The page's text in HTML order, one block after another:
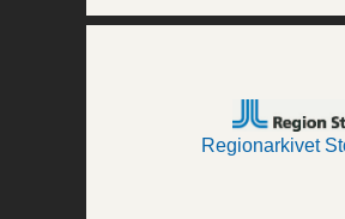
Regionarkivet